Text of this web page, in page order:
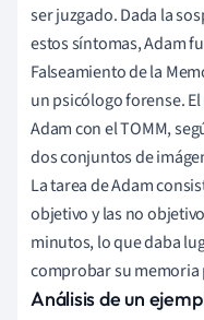
ser juzgado. Dada la
estos síntomas, Adam
Falseamiento de la
un psicólogo forense.
Adam con el TOMM,
dos conjuntos de
La tarea de Adam
objetivo y las no
minutos, lo que daba
comprobar su memoria
Análisis de un